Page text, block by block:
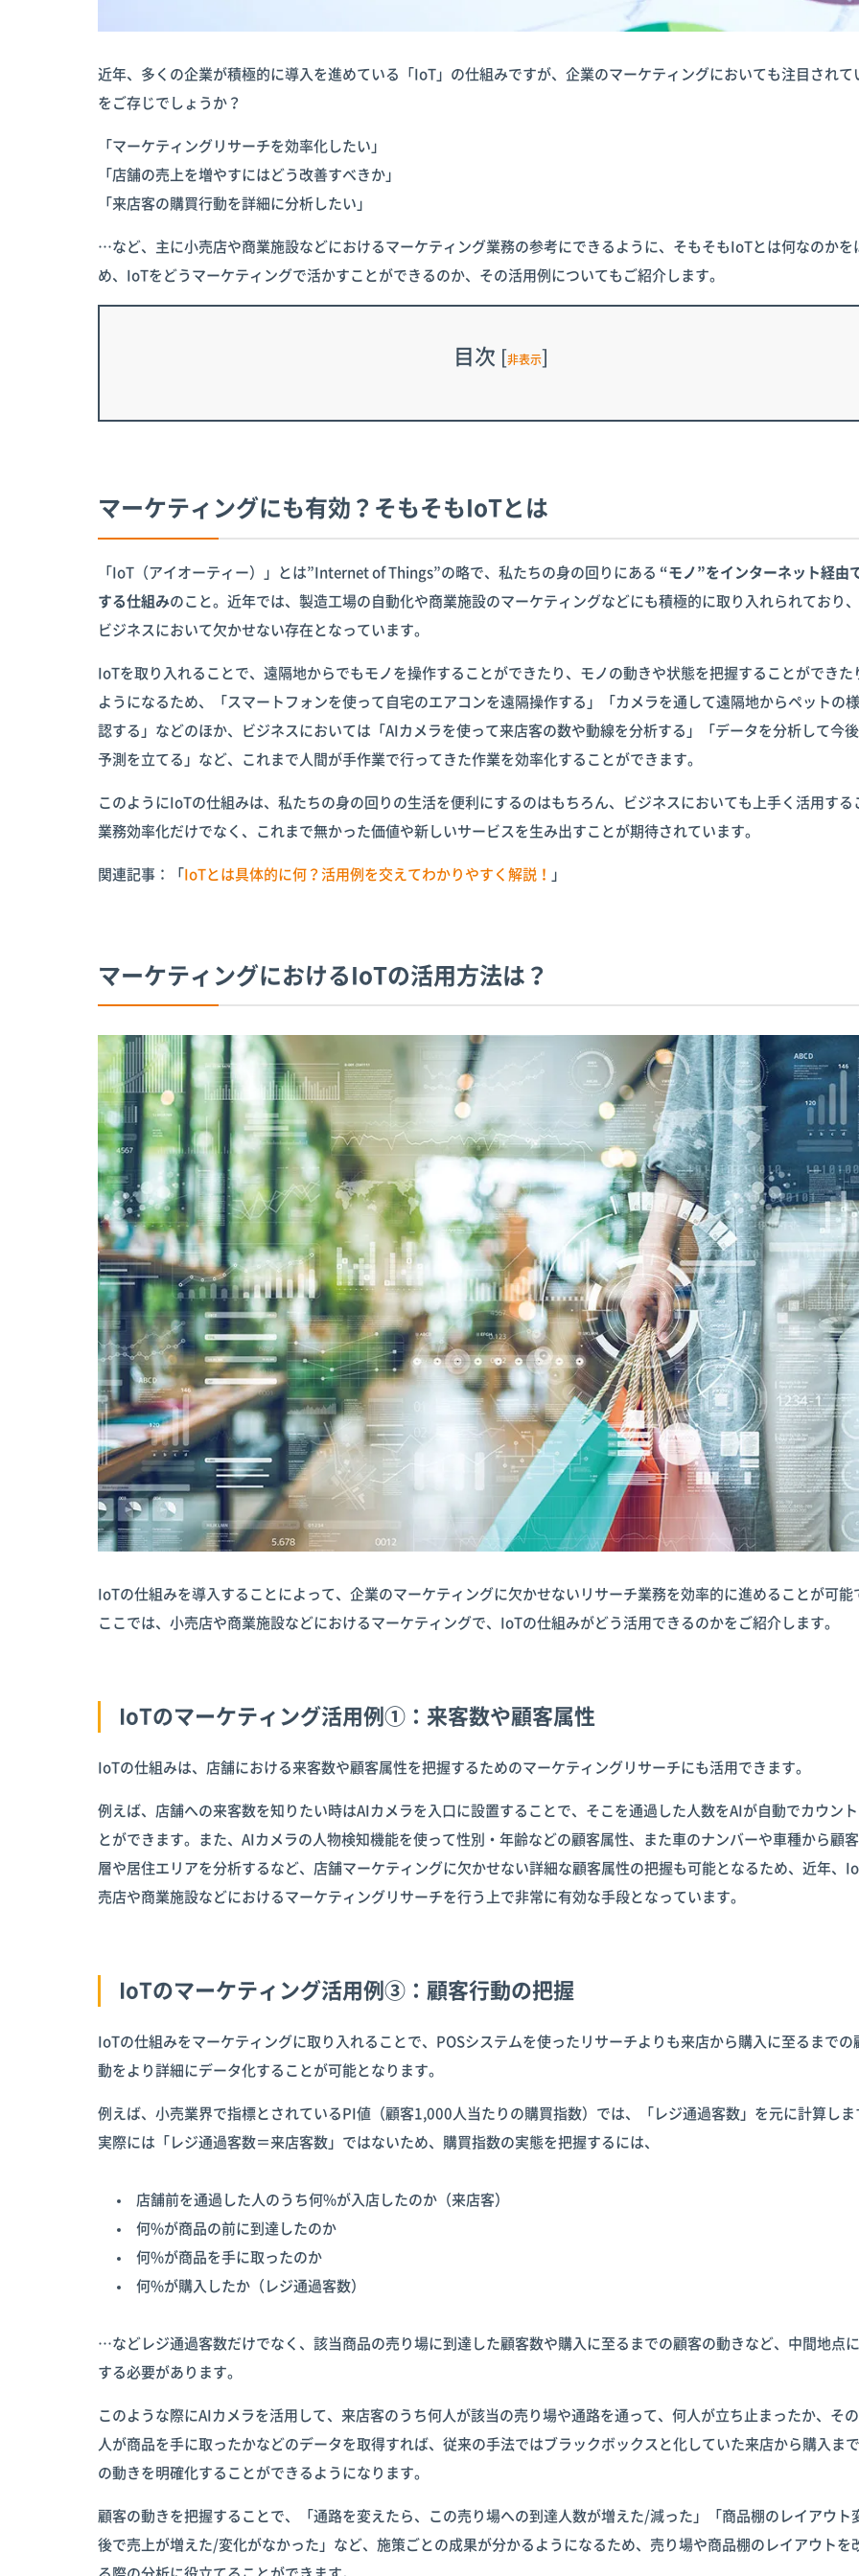
近年、多くの企業が積極的に導入を進めている「IoT」の仕組みですが、企業のマーケティングにおいても注目されて
をご存じでしょうか？
「マーケティングリサーチを効率化したい」
「店舗の売上を増やすにはどう改善すべきか」
「来店客の購買行動を詳細に分析したい」
…など、主に小売店や商業施設などにおけるマーケティング業務の参考にできるように、そもそもIoTとは何なのかを
め、IoTをどうマーケティングで活かすことができるのか、その活用例についてもご紹介します。
目次 [非表示]
マーケティングにも有効？そもそもIoTとは
「IoT（アイオーティー）」とは”Internet of Things”の略で、私たちの身の回りにある “モノ”をインターネット経由
する仕組みのこと。近年では、製造工場の自動化や商業施設のマーケティングなどにも積極的に取り入れられており
ビジネスにおいて欠かせない存在となっています。
IoTを取り入れることで、遠隔地からでもモノを操作することができたり、モノの動きや状態を把握することができた
ようになるため、「スマートフォンを使って自宅のエアコンを遠隔操作する」「カメラを通して遠隔地からペットの
認する」などのほか、ビジネスにおいては「AIカメラを使って来店客の数や動線を分析する」「データを分析して今
予測を立てる」など、これまで人間が手作業で行ってきた作業を効率化することができます。
このようにIoTの仕組みは、私たちの身の回りの生活を便利にするのはもちろん、ビジネスにおいても上手く活用する
業務効率化だけでなく、これまで無かった価値や新しいサービスを生み出すことが期待されています。
関連記事：「IoTとは具体的に何？活用例を交えてわかりやすく解説！ 」
マーケティングにおけるIoTの活用方法は？
IoTの仕組みを導入することによって、企業のマーケティングに欠かせないリサーチ業務を効率的に進めることが可能
ここでは、小売店や商業施設などにおけるマーケティングで、IoTの仕組みがどう活用できるのかをご紹介します。
IoTのマーケティング活用例①：来客数や顧客属性
IoTの仕組みは、店舗における来客数や顧客属性を把握するためのマーケティングリサーチにも活用できます。
例えば、店舗への来客数を知りたい時はAIカメラを入口に設置することで、そこを通過した人数をAIが自動でカウン
とができます。また、AIカメラの人物検知機能を使って性別・年齢などの顧客属性、また車のナンバーや車種から顧
層や居住エリアを分析するなど、店舗マーケティングに欠かせない詳細な顧客属性の把握も可能となるため、近年、
売店や商業施設などにおけるマーケティングリサーチを行う上で非常に有効な手段となっています。
IoTのマーケティング活用例③：顧客行動の把握
IoTの仕組みをマーケティングに取り入れることで、POSシステムを使ったリサーチよりも来店から購入に至るまでの
動をより詳細にデータ化することが可能となります。
例えば、小売業界で指標とされているPI値（顧客1,000人当たりの購買指数）では、「レジ通過客数」を元に計算しま
実際には「レジ通過客数＝来店客数」ではないため、購買指数の実態を把握するには、
店舗前を通過した人のうち何%が入店したのか（来店客）
何%が商品の前に到達したのか
何%が商品を手に取ったのか
何%が購入したか（レジ通過客数）
…などレジ通過客数だけでなく、該当商品の売り場に到達した顧客数や購入に至るまでの顧客の動きなど、中間地点
する必要があります。
このような際にAIカメラを活用して、来店客のうち何人が該当の売り場や通路を通って、何人が立ち止まったか、そ
人が商品を手に取ったかなどのデータを取得すれば、従来の手法ではブラックボックスと化していた来店から購入ま
の動きを明確化することができるようになります。
顧客の動きを把握することで、「通路を変えたら、この売り場への到達人数が増えた/減った」「商品棚のレイアウト
後で売上が増えた/変化がなかった」など、施策ごとの成果が分かるようになるため、売り場や商品棚のレイアウトを